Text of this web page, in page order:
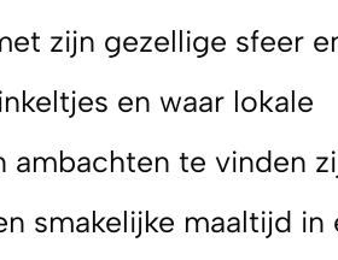
zijn gezellige sfeer
en waar lokale
ambachten te vinden
smakelijke maaltijd in